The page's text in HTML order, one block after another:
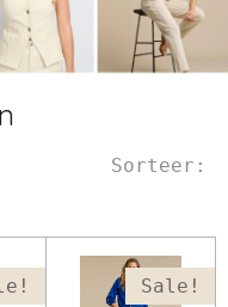
Sorteer:
Sale!